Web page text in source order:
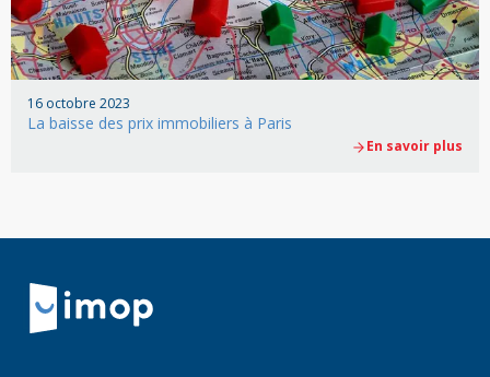
16 octobre 2023
La baisse des prix immobiliers à Paris
En savoir plus
Retour à la navigation principale